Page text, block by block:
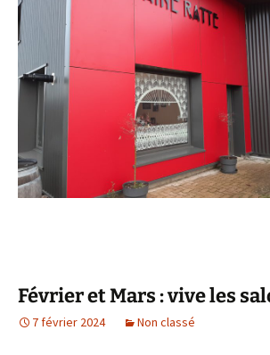
Février et Mars : vive les
7 février 2024 Non classé